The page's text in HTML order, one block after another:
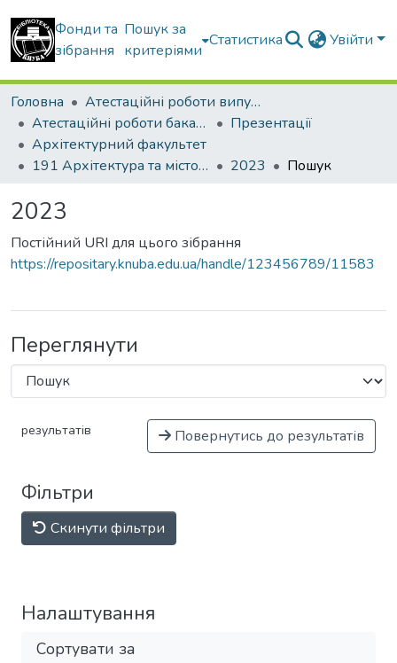
Фонди та
зібрання
Пошук за
критеріями
Статистика Увійти
Головна
Атестаційні роботи випускників
Атестаційні роботи бакалаврів
Презентації
Архітектурний факультет
191 Архітектура та містобудування
2023 Пошук
2023
Постійний URI для цього зібрання
https://repositary.knuba.edu.ua/handle/123456789/11583
Переглянути
результатів Повернутись до результатів
Фільтри
Скинути фільтри
Налаштування
Сортувати за